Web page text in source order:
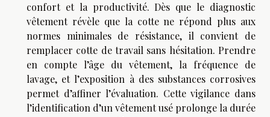
confort et la productivité. Dès que le diagnostic
vêtement révèle que la cotte ne répond plus aux
normes minimales de résistance, il convient de
remplacer cotte de travail sans hésitation. Prendre
en compte l’âge du vêtement, la fréquence de
lavage, et l’exposition à des substances corrosives
permet d’affiner l’évaluation. Cette vigilance dans
l’identification d’un vêtement usé prolonge la durée